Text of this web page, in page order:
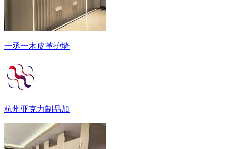
一丞一木皮革护墙
杭州亚克力制品加